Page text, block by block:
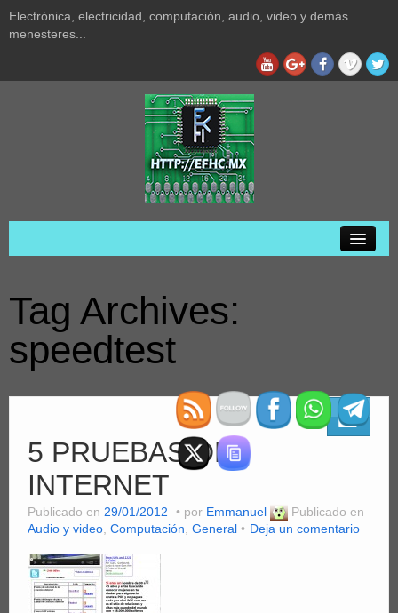
Electrónica, electricidad, computación, audio, video y demás
menesteres...
Privacidad
Acerca de
Computación
MiniSFX
Servicios
PDFs
Videos
Tag Archives:
speedtest
5 PRUEBAS DE
INTERNET
Publicado en 29/01/2012 por Emmanuel
Publicado en
Audio y video Computación General Deja un comentario